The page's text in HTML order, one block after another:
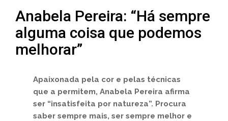
Anabela Pereira: “Há sempre
alguma coisa que podemos
melhorar”
Apaixonada pela cor e pelas técnicas
que a permitem, Anabela Pereira afirma
ser “insatisfeita por natureza”. Procura
saber sempre mais, ser sempre melhor e